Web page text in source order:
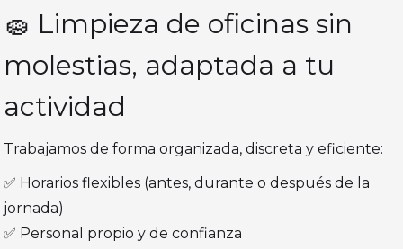
🧽 Limpieza de oficinas sin
molestias, adaptada a tu
actividad
Trabajamos de forma organizada, discreta y eficiente:
✅ Horarios flexibles (antes, durante o después de la
jornada)
✅ Personal propio y de confianza